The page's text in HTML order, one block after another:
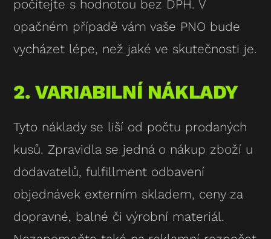
počítejte s hodnotou bez DPH. V
opačném případě vám vaše PNO bude
vycházet lépe, než jaké ve skutečnosti je.
2. VARIABILNÍ NÁKLADY
Tyto náklady se liší od počtu prodaných
kusů. Zpravidla se jedná o nákup zboží u
dodavatelů, fulfillment odbavení
objednávek externím skladem, ceny za
dopravné, balné či výrobní materiál.